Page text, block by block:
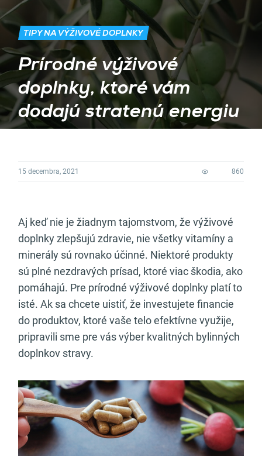
TIPY NA VÝŽIVOVÉ DOPLNKY
Prírodné výživové
doplnky, ktoré vám
dodajú stratenú energiu
15 decembra, 2021 860
Aj keď nie je žiadnym tajomstvom, že výživové
doplnky zlepšujú zdravie, nie všetky vitamíny a
minerály sú rovnako účinné. Niektoré produkty
sú plné nezdravých prísad, ktoré viac škodia, ako
pomáhajú. Pre prírodné výživové doplnky platí to
isté. Ak sa chcete uistiť, že investujete financie
do produktov, ktoré vaše telo efektívne využije,
pripravili sme pre vás výber kvalitných bylinných
doplnkov stravy.